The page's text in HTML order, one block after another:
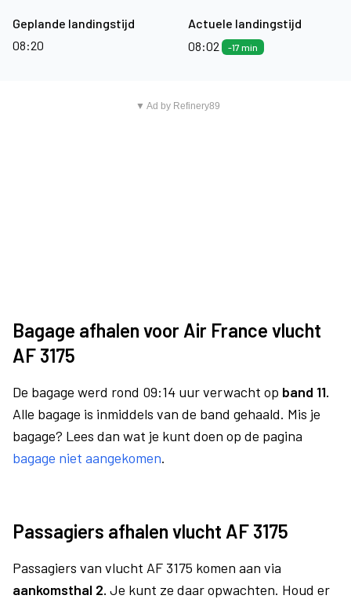
Geplande landingstijd
08:20
Actuele landingstijd
08:02
-17 min
▼ Ad by Refinery89
Bagage afhalen voor Air France vlucht
AF 3175
De bagage werd rond 09:14 uur verwacht op band 11.
Alle bagage is inmiddels van de band gehaald. Mis je
bagage? Lees dan wat je kunt doen op de pagina
bagage niet aangekomen.
Passagiers afhalen vlucht AF 3175
Passagiers van vlucht AF 3175 komen aan via
aankomsthal 2. Je kunt ze daar opwachten. Houd er